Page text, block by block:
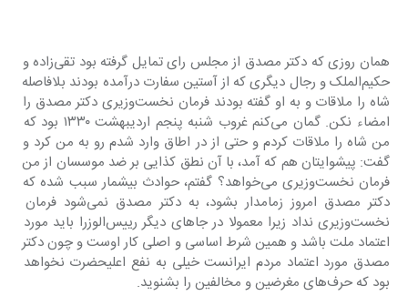
همان روزی که دکتر مصدق از مجلس رای تمایل گرفته بود تقی‌زاده و
حکیم‌الملک و رجال دیگری که از آستین سفارت درآمده بودند بلافاصله
شاه را ملاقات و به او گفته بودند فرمان نخست‌وزیری دکتر مصدق را
امضاء نکن. گمان می‌کنم غروب شنبه پنجم اردیبهشت ۱۳۳۰ بود که
من شاه را ملاقات کردم و حتی از در اطاق وارد شدم رو به من کرد و
گفت: پیشوایتان هم که آمد، با آن نطق کذایی بر ضد موسسان از من
فرمان نخست‌وزیری می‌خواهد؟ گفتم، حوادث بیشمار سبب شده که
دکتر مصدق امروز زمامدار بشود، به دکتر مصدق نمی‌شود فرمان
نخست‌وزیری نداد زیرا معمولا در جاهای دیگر رییس‌الوزرا باید مورد
اعتماد ملت باشد و همین شرط اساسی و اصلی کار اوست و چون دکتر
مصدق مورد اعتماد مردم ایرانست خیلی به نفع اعلیحضرت نخواهد
بود که حرف‌های مغرضین و مخالفین را بشنوید.